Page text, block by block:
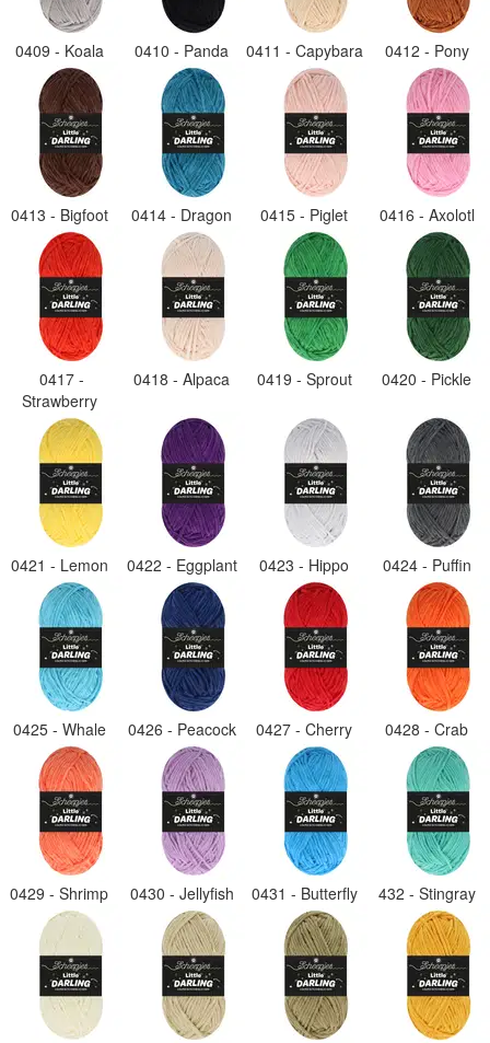
0409 - Koala 0410 - Panda 0411 - Capybara 0412 - Pony
0413 - Bigfoot 0414 - Dragon 0415 - Piglet 0416 - Axolotl
0417 -
Strawberry
0418 - Alpaca 0419 - Sprout 0420 - Pickle
0421 - Lemon 0422 - Eggplant 0423 - Hippo 0424 - Puffin
0425 - Whale 0426 - Peacock 0427 - Cherry 0428 - Crab
0429 - Shrimp 0430 - Jellyfish 0431 - Butterfly 432 - Stingray